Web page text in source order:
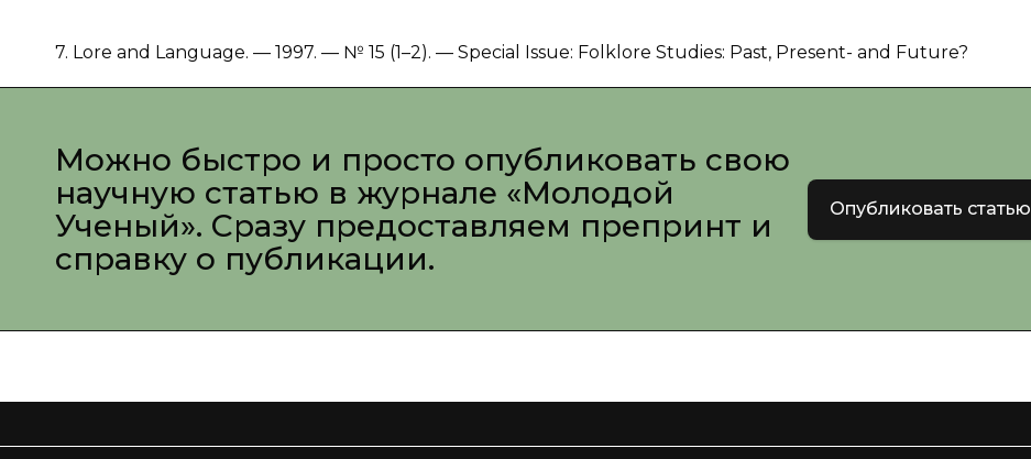
7. Lore and Language. — 1997. — № 15 (1–2). — Special Issue: Folklore Studies: Past, Present- and Future?
Можно быстро и просто опубликовать свою
научную статью в журнале «Молодой
Ученый». Сразу предоставляем препринт и
справку о публикации.
Опубликовать статью